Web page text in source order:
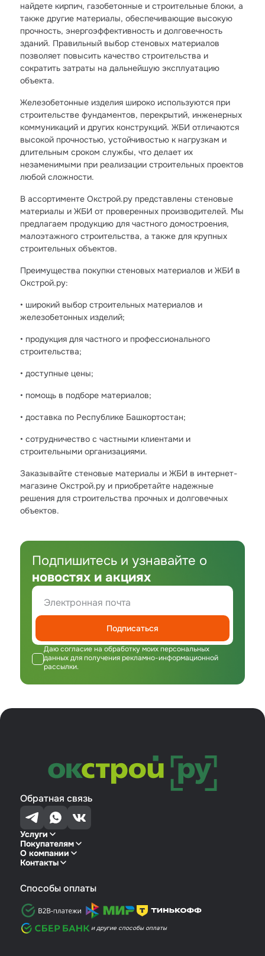
найдете кирпич, газобетонные и строительные блоки, а
также другие материалы, обеспечивающие высокую
прочность, энергоэффективность и долговечность
зданий. Правильный выбор стеновых материалов
позволяет повысить качество строительства и
сократить затраты на дальнейшую эксплуатацию
объекта.
Железобетонные изделия широко используются при
строительстве фундаментов, перекрытий, инженерных
коммуникаций и других конструкций. ЖБИ отличаются
высокой прочностью, устойчивостью к нагрузкам и
длительным сроком службы, что делает их
незаменимыми при реализации строительных проектов
любой сложности.
В ассортименте Окстрой.ру представлены стеновые
материалы и ЖБИ от проверенных производителей. Мы
предлагаем продукцию для частного домостроения,
малоэтажного строительства, а также для крупных
строительных объектов.
Преимущества покупки стеновых материалов и ЖБИ в
Окстрой.ру:
• широкий выбор строительных материалов и
железобетонных изделий;
• продукция для частного и профессионального
строительства;
• доступные цены;
• помощь в подборе материалов;
• доставка по Республике Башкортостан;
• сотрудничество с частными клиентами и
строительными организациями.
Заказывайте стеновые материалы и ЖБИ в интернет-
магазине Окстрой.ру и приобретайте надежные
решения для строительства прочных и долговечных
объектов.
Подпишитесь и узнавайте о
новостях и акциях
Подписаться
Даю согласие на обработку моих персональных
данных для получения рекламно-информационной
рассылки.
Обратная связь
Услуги
Покупателям
О компании
Контакты
Способы оплаты
и другие способы оплаты